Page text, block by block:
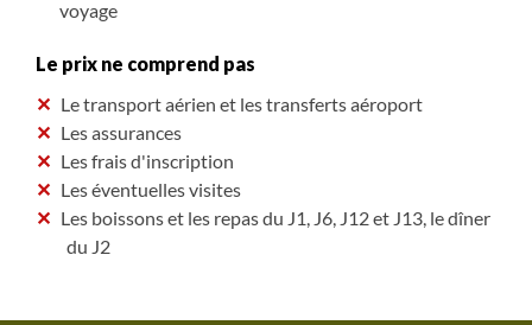
voyage
Le prix ne comprend pas
Le transport aérien et les transferts aéroport
Les assurances
Les frais d'inscription
Les éventuelles visites
Les boissons et les repas du J1, J6, J12 et J13, le dîner
du J2